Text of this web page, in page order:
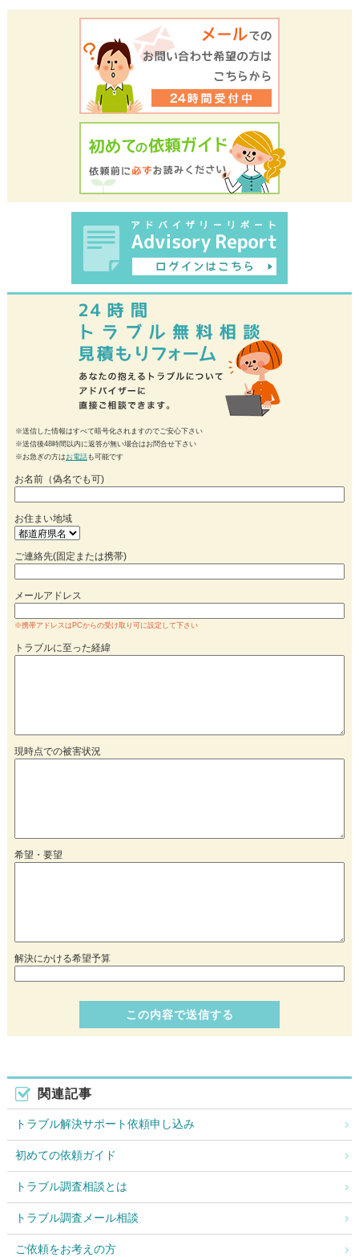
※送信した情報はすべて暗号化されますのでご安心下さい
※送信後48時間以内に返答が無い場合はお問合せ下さい
※お急ぎの方はお電話も可能です
お名前（偽名でも可)
お住まい地域
ご連絡先(固定または携帯)
メールアドレス
※携帯アドレスはPCからの受け取り可に設定して下さい
トラブルに至った経緯
現時点での被害状況
希望・要望
解決にかける希望予算
関連記事
トラブル解決サポート依頼申し込み
初めての依頼ガイド
トラブル調査相談とは
トラブル調査メール相談
ご依頼をお考えの方